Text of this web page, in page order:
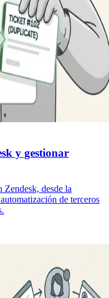
y gestionar
Zendesk, desde la
de terceros